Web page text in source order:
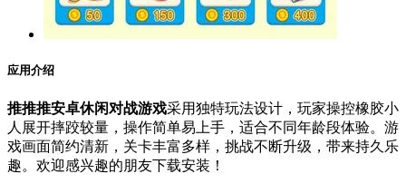
应用介绍
推推推安卓休闲对战游戏采用独特玩法设计，玩家操控橡胶小
人展开摔跤较量，操作简单易上手，适合不同年龄段体验。游
戏画面简约清新，关卡丰富多样，挑战不断升级，带来持久乐
趣。欢迎感兴趣的朋友下载安装！